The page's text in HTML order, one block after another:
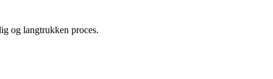
og langtrukken proces.